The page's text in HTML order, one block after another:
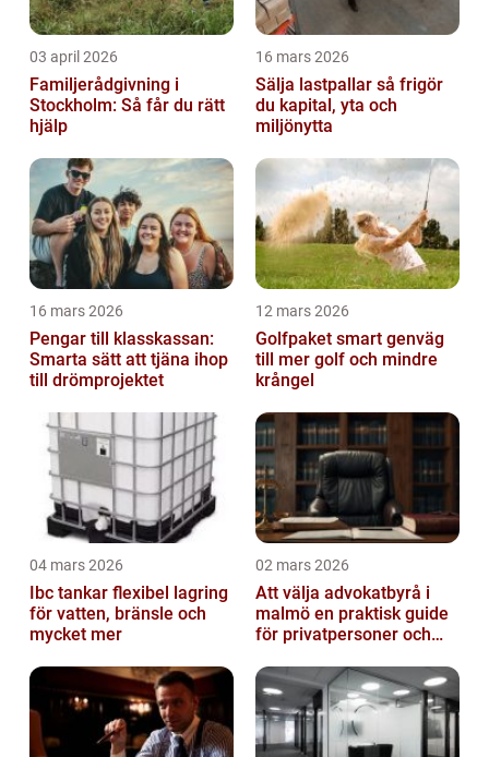
03 april 2026
Familjerådgivning i
Stockholm: Så får du rätt
hjälp
16 mars 2026
Sälja lastpallar så frigör
du kapital, yta och
miljönytta
16 mars 2026
Pengar till klasskassan:
Smarta sätt att tjäna ihop
till drömprojektet
12 mars 2026
Golfpaket smart genväg
till mer golf och mindre
krångel
04 mars 2026
Ibc tankar flexibel lagring
för vatten, bränsle och
mycket mer
02 mars 2026
Att välja advokatbyrå i
malmö en praktisk guide
för privatpersoner och